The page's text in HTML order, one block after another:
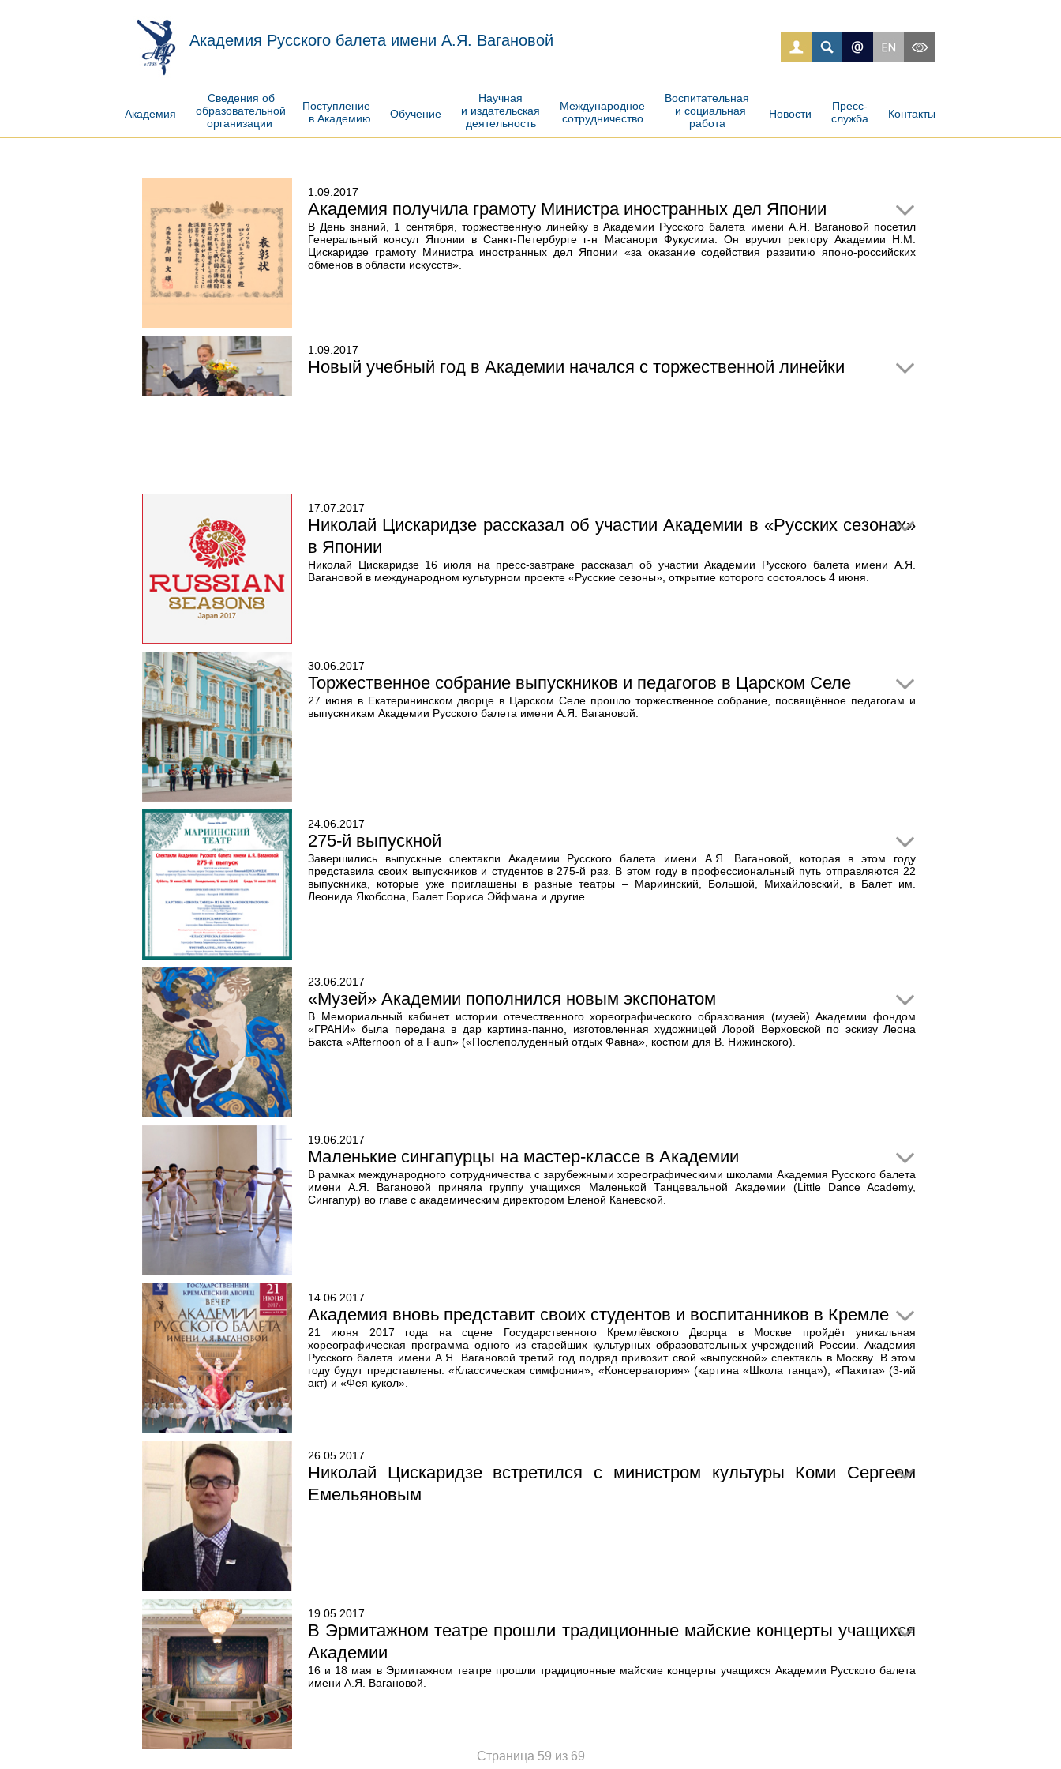
Академия Русского балета имени А.Я. Вагановой
Академия
Сведения об
образовательной
организации
Поступление
в Академию
Обучение
Научная
и издательская
деятельность
Международное
сотрудничество
Воспитательная
и социальная
работа
Новости
Пресс-
служба
Контакты
1.09.2017
Академия получила грамоту Министра иностранных дел Японии
В День знаний, 1 сентября, торжественную линейку в Академии Русского балета имени А.Я. Вагановой посетил
Генеральный консул Японии в Санкт-Петербурге г-н Масанори Фукусима. Он вручил ректору Академии Н.М.
Цискаридзе грамоту Министра иностранных дел Японии «за оказание содействия развитию японо-российских
обменов в области искусств».
1.09.2017
Новый учебный год в Академии начался с торжественной линейки
17.07.2017
Николай Цискаридзе рассказал об участии Академии в «Русских сезонах»
в Японии
Николай Цискаридзе 16 июля на пресс-завтраке рассказал об участии Академии Русского балета имени А.Я.
Вагановой в международном культурном проекте «Русские сезоны», открытие которого состоялось 4 июня.
30.06.2017
Торжественное собрание выпускников и педагогов в Царском Селе
27 июня в Екатерининском дворце в Царском Селе прошло торжественное собрание, посвящённое педагогам и
выпускникам Академии Русского балета имени А.Я. Вагановой.
24.06.2017
275-й выпускной
Завершились выпускные спектакли Академии Русского балета имени А.Я. Вагановой, которая в этом году
представила своих выпускников и студентов в 275-й раз. В этом году в профессиональный путь отправляются 22
выпускника, которые уже приглашены в разные театры – Мариинский, Большой, Михайловский, в Балет им.
Леонида Якобсона, Балет Бориса Эйфмана и другие.
23.06.2017
«Музей» Академии пополнился новым экспонатом
В Мемориальный кабинет истории отечественного хореографического образования (музей) Академии фондом
«ГРАНИ» была передана в дар картина-панно, изготовленная художницей Лорой Верховской по эскизу Леона
Бакста «Afternoon of a Faun» («Послеполуденный отдых Фавна», костюм для В. Нижинского).
19.06.2017
Маленькие сингапурцы на мастер-классе в Академии
В рамках международного сотрудничества с зарубежными хореографическими школами Академия Русского балета
имени А.Я. Вагановой приняла группу учащихся Маленькой Танцевальной Академии (Little Dance Academy,
Сингапур) во главе с академическим директором Еленой Каневской.
14.06.2017
Академия вновь представит своих студентов и воспитанников в Кремле
21 июня 2017 года на сцене Государственного Кремлёвского Дворца в Москве пройдёт уникальная
хореографическая программа одного из старейших культурных образовательных учреждений России. Академия
Русского балета имени А.Я. Вагановой третий год подряд привозит свой «выпускной» спектакль в Москву. В этом
году будут представлены: «Классическая симфония», «Консерватория» (картина «Школа танца»), «Пахита» (3-ий
акт) и «Фея кукол».
26.05.2017
Николай Цискаридзе встретился с министром культуры Коми Сергеем
Емельяновым
19.05.2017
В Эрмитажном театре прошли традиционные майские концерты учащихся
Академии
16 и 18 мая в Эрмитажном театре прошли традиционные майские концерты учащихся Академии Русского балета
имени А.Я. Вагановой.
Страница 59 из 69